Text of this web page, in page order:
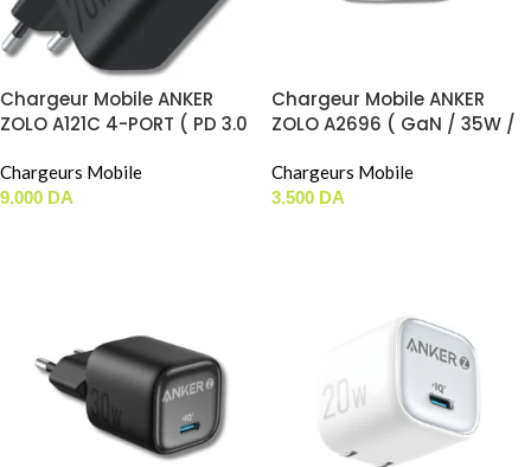
Chargeur Mobile ANKER
ZOLO A121C 4-PORT ( PD 3.0
( JUSTE BOITIER )
Chargeurs Mobile
9.000 DA
Chargeur Mobile ANKER
ZOLO A2696 ( GaN / 35W /
Chargeurs Mobile
3.500 DA